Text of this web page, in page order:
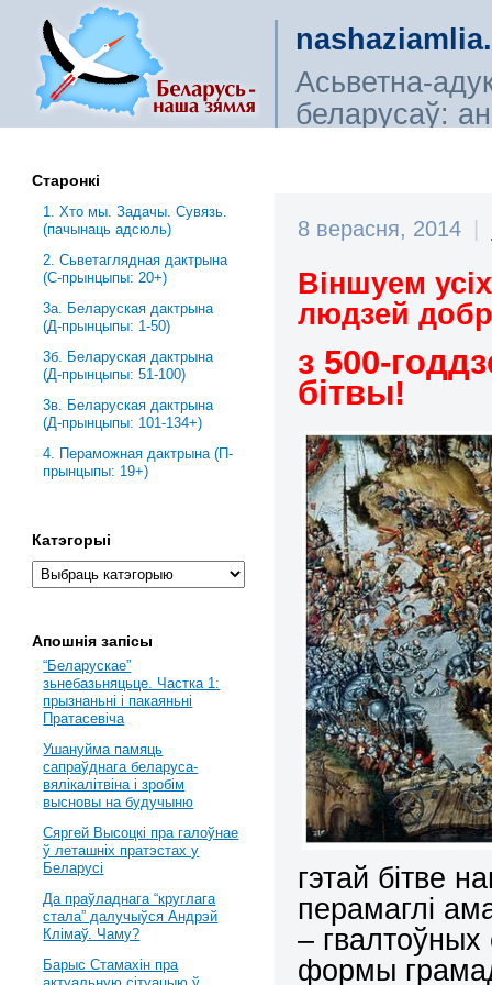
Асьветна-
беларусаў:
8 верасня, 2014 |
Віншуем
людзей
з 500-
бітвы!
гэтай бітве
перамаглі
– гвалтоўных
формы
Старонкі
1. Хто мы. Задачы. Сувязь.
(пачынаць адсюль)
2. Сьветаглядная дактрына
(С-прынцыпы: 20+)
3a. Беларуская дактрына
(Д-прынцыпы: 1-50)
3б. Беларуская дактрына
(Д-прынцыпы: 51-100)
3в. Беларуская дактрына
(Д-прынцыпы: 101-134+)
4. Пераможная дактрына (П-
прынцыпы: 19+)
Катэгорыі
Апошнія запісы
“Беларускае”
зьнебазьняцьце. Частка 1:
прызнаньні і пакаяньні
Пратасевіча
Ушануйма памяць
сапраўднага беларуса-
вялікалітвіна і зробім
высновы на будучыню
Сяргей Высоцкі пра галоўнае
ў леташніх пратэстах у
Беларусі
Да праўладнага “круглага
стала” далучыўся Андрэй
Клімаў. Чаму?
Барыс Стамахін пра